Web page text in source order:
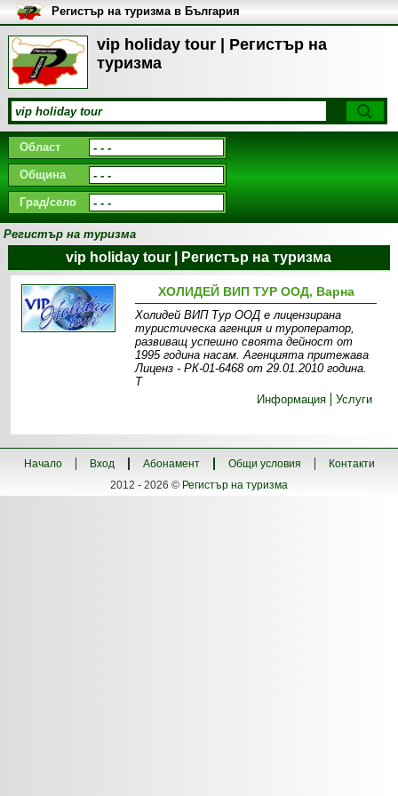
vip holiday tour | Регистър на
туризма
Регистър на туризма в България
Област
Община
Град/село
Регистър на туризма
vip holiday tour | Регистър на туризма
ХОЛИДЕЙ ВИП ТУР ООД, Варна
Холидей ВИП Тур ООД е лицензирана
туристическа агенция и туроператор,
развиващ успешно своята дейност от
1995 година насам. Агенцията притежава
Лиценз - РК-01-6468 от 29.01.2010 година.
Т
Информация
Услуги
Начало Вход Абонамент Общи условия
Контакти
2012 - 2026 © Регистър на туризма